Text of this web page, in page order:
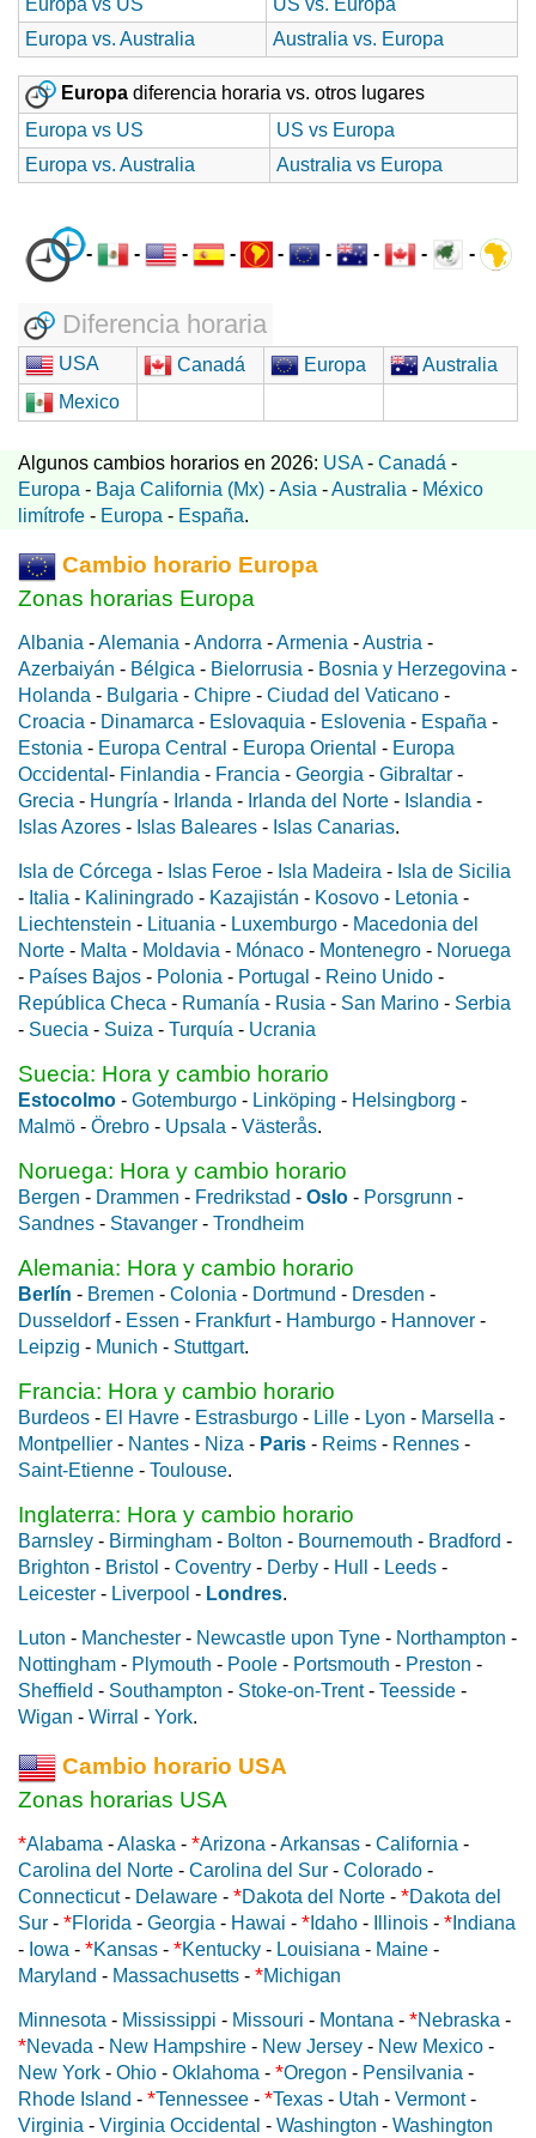
Europa vs. Australia
Australia vs. Europa
Europa diferencia horaria vs. otros lugares
Europa vs US
US vs Europa
Europa vs. Australia
Australia vs Europa
- - - - - - - - -
Diferencia horaria
USA Canadá Europa
Australia
Mexico
Algunos cambios horarios en 2026: USA- Canadá -
Europa - Baja California (Mx) -Asia -Australia - México
limítrofe - Europa - España.
Cambio horario Europa
Zonas horarias Europa
Albania -Alemania -Andorra -Armenia -Austria -
Azerbaiyán - Bélgica - Bielorrusia - Bosnia y Herzegovina -
Holanda - Bulgaria - Chipre - Ciudad del Vaticano -
Croacia - Dinamarca - Eslovaquia - Eslovenia - España -
Estonia - Europa Central - Europa Oriental - Europa
Occidental - Finlandia - Francia - Georgia - Gibraltar -
Grecia - Hungría - Irlanda - Irlanda del Norte - Islandia -
Islas Azores - Islas Baleares - Islas Canarias.
Isla de Córcega - Islas Feroe - Isla Madeira - Isla de Sicilia
- Italia - Kaliningrado - Kazajistán - Kosovo - Letonia -
Liechtenstein - Lituania - Luxemburgo - Macedonia del
Norte - Malta - Moldavia - Mónaco - Montenegro - Noruega
- Países Bajos - Polonia - Portugal - Reino Unido -
República Checa - Rumanía - Rusia - San Marino - Serbia
- Suecia - Suiza - Turquía - Ucrania
Suecia: Hora y cambio horario
Estocolmo - Gotemburgo - Linköping - Helsingborg -
Malmö - Örebro - Upsala - Västerås.
Noruega: Hora y cambio horario
Bergen - Drammen - Fredrikstad - Oslo - Porsgrunn -
Sandnes - Stavanger - Trondheim
Alemania: Hora y cambio horario
Berlín - Bremen - Colonia - Dortmund - Dresden -
Dusseldorf- Essen - Frankfurt- Hamburgo - Hannover -
Leipzig - Munich - Stuttgart.
Francia: Hora y cambio horario
Burdeos - El Havre - Estrasburgo - Lille - Lyon - Marsella -
Montpellier - Nantes - Niza - Paris - Reims - Rennes -
Saint-Etienne - Toulouse.
Inglaterra: Hora y cambio horario
Barnsley - Birmingham - Bolton - Bournemouth - Bradford -
Brighton - Bristol - Coventry - Derby - Hull - Leeds -
Leicester - Liverpool - Londres.
Luton - Manchester - Newcastle upon Tyne - Northampton -
Nottingham - Plymouth - Poole - Portsmouth - Preston -
Sheffield - Southampton - Stoke-on-Trent- Teesside -
Wigan - Wirral - York.
Cambio horario USA
Zonas horarias USA
*Alabama -Alaska - *Arizona -Arkansas - California -
Carolina del Norte - Carolina del Sur - Colorado -
Connecticut- Delaware - *Dakota del Norte - *Dakota del
Sur - *Florida - Georgia - Hawai - * Idaho - Illinois - * Indiana
- Iowa - *Kansas - *Kentucky - Louisiana - Maine -
Maryland - Massachusetts - *Michigan
Minnesota - Mississippi - Missouri - Montana - *Nebraska -
*Nevada - New Hampshire - New Jersey - New Mexico -
New York - Ohio - Oklahoma - *Oregon - Pensilvania -
Rhode Island - *Tennessee - *Texas - Utah - Vermont-
Virginia - Virginia Occidental - Washington - Washington